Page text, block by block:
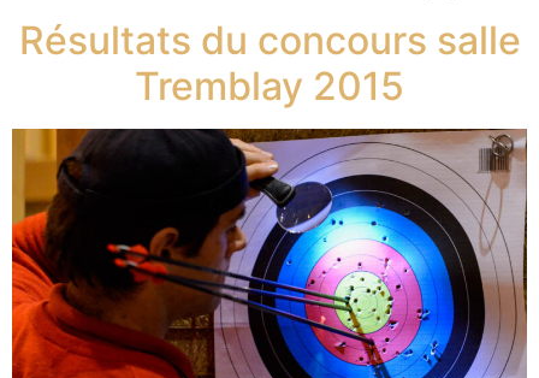
Résultats du concours salle
Tremblay 2015